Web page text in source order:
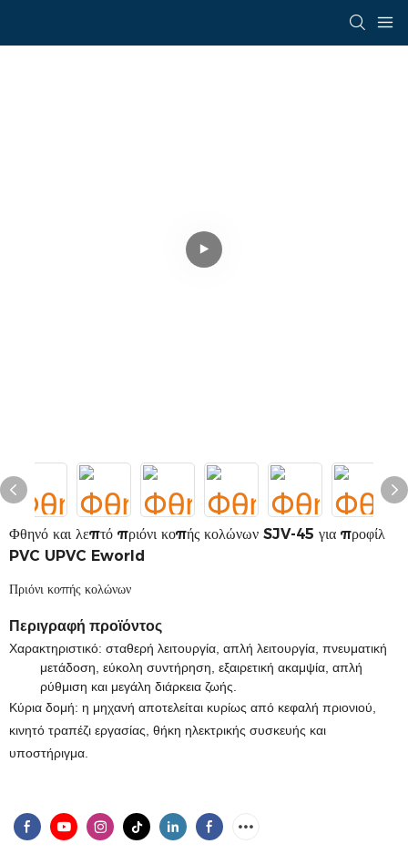
Φθηνό και λεπτό πριόνι κοπής κολώνων SJV-45 για προφίλ
PVC UPVC Eworld
Πριόνι κοπής κολώνων
Περιγραφή προϊόντος
Χαρακτηριστικό: σταθερή λειτουργία, απλή λειτουργία, πνευματική
μετάδοση, εύκολη συντήρηση, εξαιρετική ακαμψία, απλή
ρύθμιση και μεγάλη διάρκεια ζωής.
Κύρια δομή: η μηχανή αποτελείται κυρίως από κεφαλή πριονιού,
κινητό τραπέζι εργασίας, θήκη ηλεκτρικής συσκευής και
υποστήριγμα.